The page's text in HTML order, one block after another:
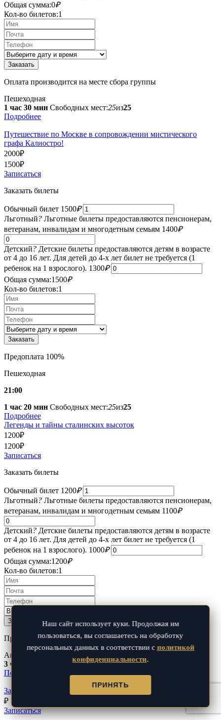
Общая сумма:0₽
Кол-во билетов:1
Оплата производится на месте сбора группы
Пешеходная
1 час 30 мин Свободных мест:25из25
Подробнее
Путешествие по Москве в сопровождении мистического
графа Калиостро!
2000₽
1500₽
Записаться
Заказать билеты
Обычный билет 1500₽
Льготный? Льготные билеты предоставляются пенсионерам,
ветеранам, инвалидам и многодетным семьям 1400₽
Детский? Детские билеты предоставляются детям в возрасте
от 4 до 16 лет. Для детей до 4-х лет билет не требуется (1
ребенок на 1 взрослого). 1300₽
Общая сумма:1500₽
Кол-во билетов:1
Предоплата 100%
Пешеходная
21:00
1 час 20 мин Свободных мест:25из25
Подробнее
Легенды и тайны сталинских высоток
1200₽
1200₽
Записаться
Заказать билеты
Обычный билет 1200₽
Льготный? Льготные билеты предоставляются пенсионерам,
ветеранам, инвалидам и многодетным семьям 1100₽
Детский? Детские билеты предоставляются детям в возрасте
от 4 до 16 лет. Для детей до 4-х лет билет не требуется (1
ребенок на 1 взрослого). 1000₽
Общая сумма:1200₽
Кол-во билетов:1
Предоплата на сайте при бронировании 20%
Автобусная
3 часа
Количество мест:25<!-- из25-->
Подробнее
Загадки Китай — города. Экскурсия — квест для детей.
₽
Записаться
Наш сайт использует куки. Продолжая им
пользоваться, вы соглашаетесь на обработку
персональных данных в соответствии с политикой
конфиденциальности.
ПРИНЯТЬ